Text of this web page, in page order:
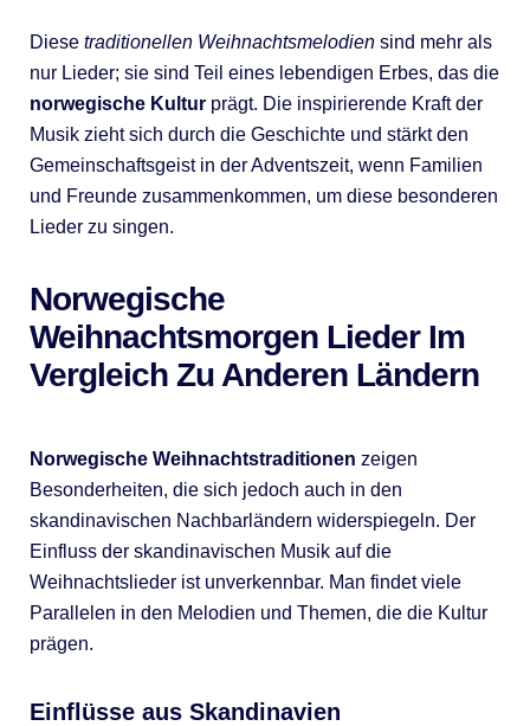
Diese traditionellen Weihnachtsmelodiensind mehr als
nur Lieder; sie sind Teil eines lebendigen Erbes, das die
norwegische Kulturprägt. Die inspirierende Kraft der
Musik zieht sich durch die Geschichte und stärkt den
Gemeinschaftsgeist in der Adventszeit, wenn Familien
und Freunde zusammenkommen, um diese besonderen
Lieder zu singen.
Norwegische
Weihnachtsmorgen Lieder Im
Vergleich Zu Anderen Ländern
Norwegische Weihnachtstraditionen zeigen
Besonderheiten, die sich jedoch auch in den
skandinavischen Nachbarländern widerspiegeln. Der
Einfluss der skandinavischen Musik auf die
Weihnachtslieder ist unverkennbar. Man findet viele
Parallelen in den Melodien und Themen, die die Kultur
prägen.
Einflüsse aus Skandinavien